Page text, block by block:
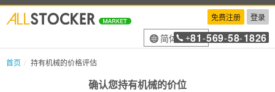
免费注册 登录
简体中文
+81 -569-58-1826
首页 持有机械的价格评估
确认您持有机械的价位